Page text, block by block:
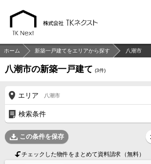
ホーム 新築一戸建てをエリアから探す 八潮市
八潮市の新築一戸建て (3件)
エリア 八潮市
検索条件
この条件を保存
チェックした物件をまとめて資料請求（無料）
中国語での対応も可能です
お問い合わせ
営業メールは固くお断りします